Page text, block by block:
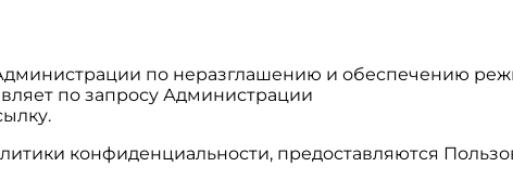
Администрации по неразглашению и обеспечению
по запросу Администрации
конфиденциальности, предоставляются